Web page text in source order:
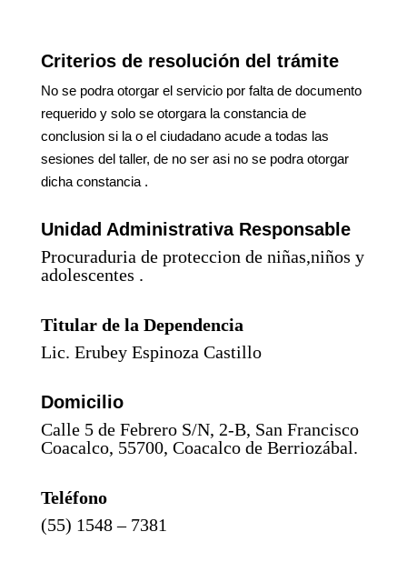
Criterios de resolución del trámite
No se podra otorgar el servicio por falta de documento
requerido y solo se otorgara la constancia de
conclusion si la o el ciudadano acude a todas las
sesiones del taller, de no ser asi no se podra otorgar
dicha constancia .
Unidad Administrativa Responsable
Procuraduria de proteccion de niñas,niños y
adolescentes .
Titular de la Dependencia
Lic. Erubey Espinoza Castillo
Domicilio
Calle 5 de Febrero S/N, 2-B, San Francisco
Coacalco, 55700, Coacalco de Berriozábal.
Teléfono
(55) 1548 – 7381